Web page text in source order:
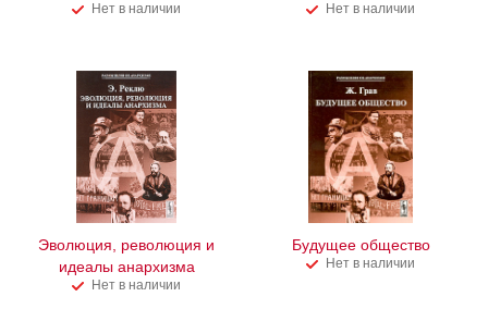
Нет в наличии Нет в наличии
Эволюция, революция и
идеалы анархизма
Нет в наличии
Будущее общество
Нет в наличии